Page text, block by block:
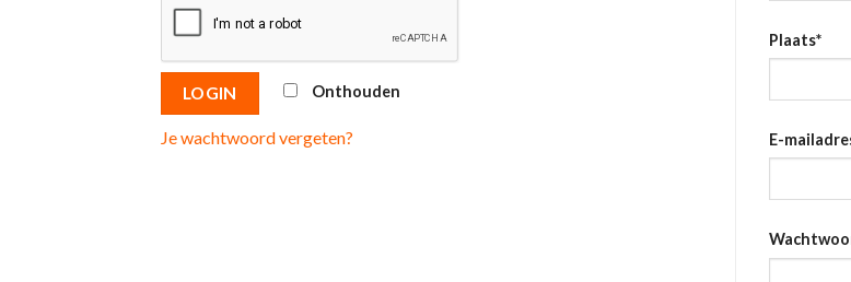
LOGIN Onthouden
Je wachtwoord vergeten?
Plaats*
E-